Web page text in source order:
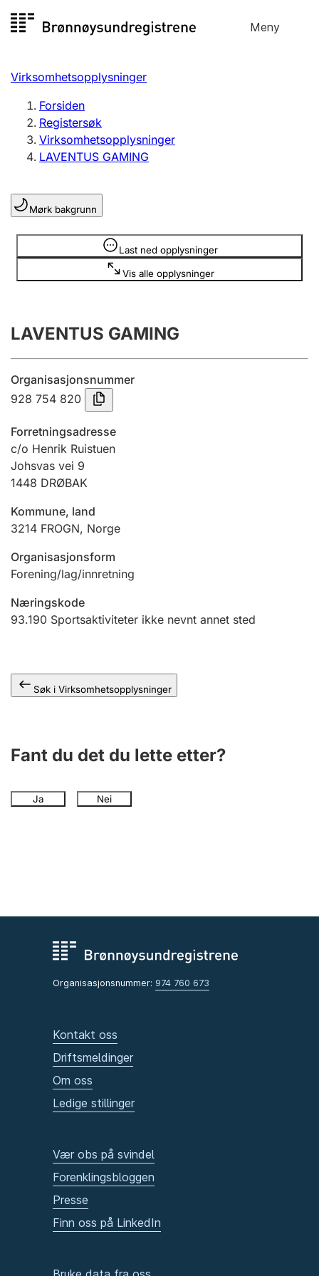
til
Meny
Registersøk
Aksjeselskap
Enkeltpersonforetak
Registrere, endre, slette
Lag og forening
Registrere, endre, slette
Årsregnskap
Innsending og forsinkelsesgebyr
Jeger
Betaling og jegeravgiftskort
Ektepaktveileder
Virksomhetsopplysninger
Forsiden
Registersøk
Virksomhetsopplysninger
LAVENTUS GAMING
Mørk bakgrunn
Last ned opplysninger
Vis alle opplysninger
Opplysninger er skjult
LAVENTUS GAMING
Organisasjonsnummer
928 754 820
Forretningsadresse
c/o Henrik Ruistuen
Johsvas vei 9
1448 DRØBAK
Kommune, land
3214 FROGN, Norge
Organisasjonsform
Forening/lag/innretning
Næringskode
93.190 Sportsaktiviteter ikke nevnt annet sted
Søk i Virksomhetsopplysninger
Fant du det du lette etter?
Ja Nei
Organisasjonsnummer: 974 760 673
Kontakt oss
Driftsmeldinger
Om oss
Ledige stillinger
Vær obs på svindel
Forenklingsbloggen
Presse
Finn oss på LinkedIn